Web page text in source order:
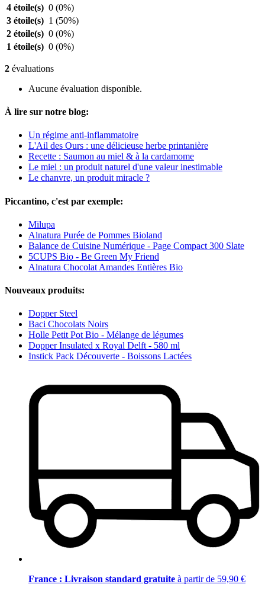
4 étoile(s) 0 (0%)
3 étoile(s) 1 (50%)
2 étoile(s) 0 (0%)
1 étoile(s) 0 (0%)
2 évaluations
Aucune évaluation disponible.
À lire sur notre blog:
Un régime anti-inflammatoire
L'Ail des Ours : une délicieuse herbe printanière
Recette : Saumon au miel & à la cardamome
Le miel : un produit naturel d'une valeur inestimable
Le chanvre, un produit miracle ?
Piccantino, c'est par exemple:
Milupa
Alnatura Purée de Pommes Bioland
Balance de Cuisine Numérique - Page Compact 300 Slate
5CUPS Bio - Be Green My Friend
Alnatura Chocolat Amandes Entières Bio
Nouveaux produits:
Dopper Steel
Baci Chocolats Noirs
Holle Petit Pot Bio - Mélange de légumes
Dopper Insulated x Royal Delft - 580 ml
Instick Pack Découverte - Boissons Lactées
France : Livraison standard gratuite à partir de 59,90 €